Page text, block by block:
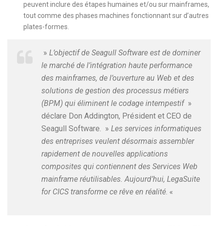
peuvent inclure des étapes humaines et/ou sur mainframes,
tout comme des phases machines fonctionnant sur d’autres
plates-formes.
» L’objectif de Seagull Software est de dominer
le marché de l’intégration haute performance
des mainframes, de l’ouverture au Web et des
solutions de gestion des processus métiers
(BPM) qui éliminent le codage intempestif»
déclare Don Addington, Président et CEO de
Seagull Software. » Les services informatiques
des entreprises veulent désormais assembler
rapidement de nouvelles applications
composites qui contiennent des Services Web
mainframe réutilisables. Aujourd’hui, LegaSuite
for CICS transforme ce rêve en réalité. «